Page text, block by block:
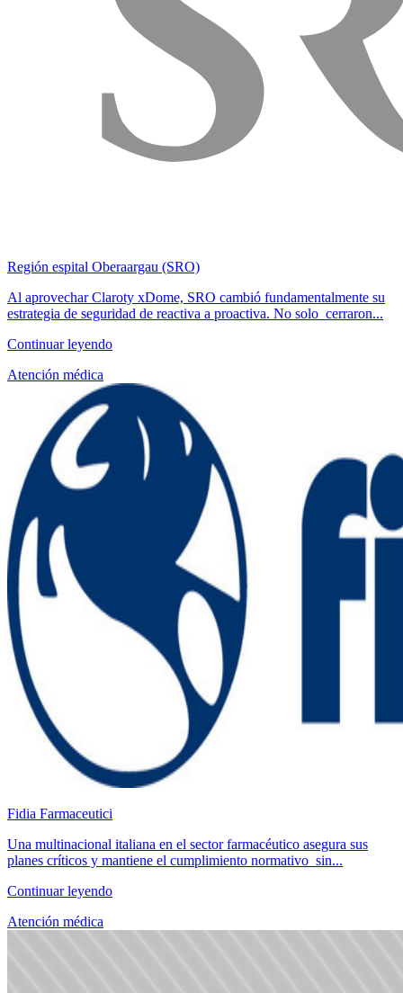
Región espital Oberaargau (SRO)
Al aprovechar Claroty xDome, SRO cambió fundamentalmente su
estrategia de seguridad de reactiva a proactiva. No solo cerraron...
Continuar leyendo
Atención médica
Fidia Farmaceutici
Una multinacional italiana en el sector farmacéutico asegura sus
planes críticos y mantiene el cumplimiento normativo sin...
Continuar leyendo
Atención médica